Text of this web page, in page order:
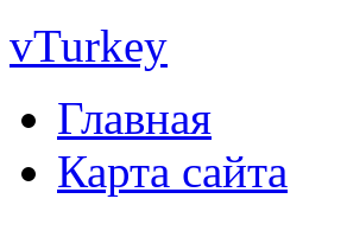
vTurkey
Главная
Карта сайта